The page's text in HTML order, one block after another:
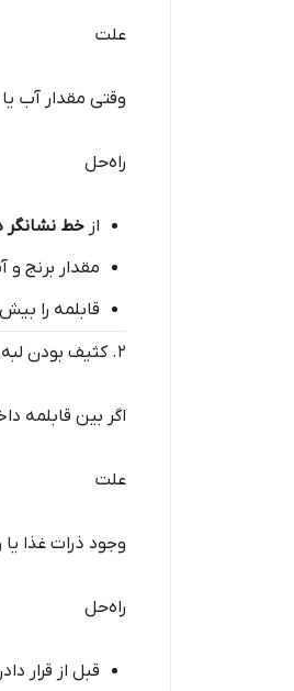
علت
وقتی مقدار آب
راه‌حل
از خط نشانگر
مقدار برنج و
قابلمه را بیش
۲. کثیف بودن لبه قابلمه یا بدنه
اگر بین قابلمه
علت
وجود ذرات غذا
راه‌حل
قبل از قرار